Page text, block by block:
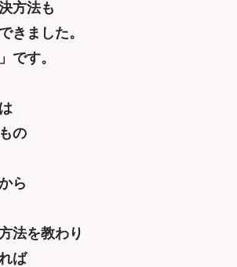
方法も
きました。
です。
の
ら
法を教わり
ば